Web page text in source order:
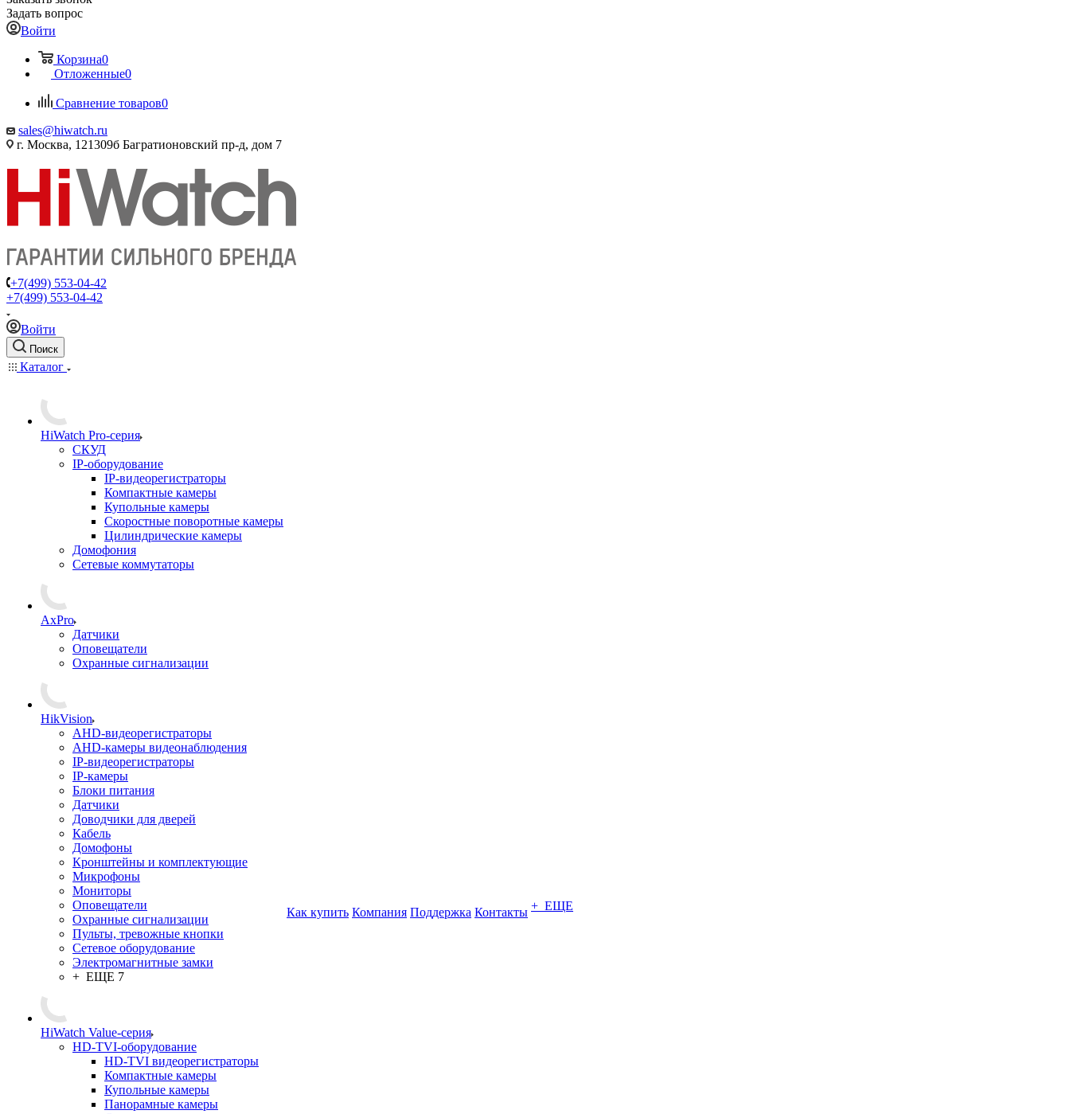
Задать вопрос
Войти
Корзина0
Отложенные0
Сравнение товаров0
sales@hiwatch.ru
г. Москва, 121309б Багратионовский пр-д, дом 7
+7(499) 553-04-42
+7(499) 553-04-42
Войти
Поиск
Каталог
HiWatch Pro-серия
CКУД
IP-оборудование
IP-видеорегистраторы
Компактные камеры
Купольные камеры
Скоростные поворотные камеры
Цилиндрические камеры
Домофония
Сетевые коммутаторы
AxPro
Датчики
Оповещатели
Охранные сигнализации
HikVision
AHD-видеорегистраторы
AHD-камеры видеонаблюдения
IP-видеорегистраторы
IP-камеры
Блоки питания
Датчики
Доводчики для дверей
Кабель
Домофоны
Кронштейны и комплектующие
Микрофоны
Мониторы
Оповещатели
Охранные сигнализации
Пульты, тревожные кнопки
Сетевое оборудование
Электромагнитные замки
+ ЕЩЕ 7
HiWatch Value-серия
HD-TVI-оборудование
HD-TVI видеорегистраторы
Компактные камеры
Купольные камеры
Панорамные камеры
Как купить Компания Поддержка Контакты + ЕЩЕ